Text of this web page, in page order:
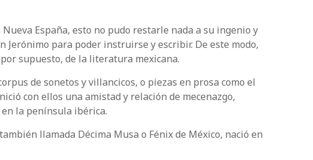
España, esto no pudo restarle nada a su ingenio y
para poder instruirse y escribir. De este modo,
supuesto, de la literatura mexicana.
de sonetos y villancicos, o piezas en prosa como el
con ellos una amistad y relación de mecenazgo,
la península ibérica.
llamada Décima Musa o Fénix de México, nació en